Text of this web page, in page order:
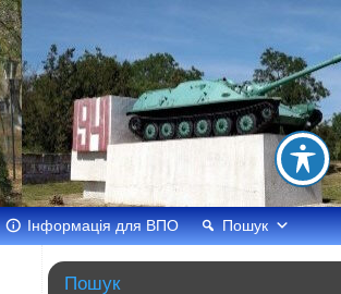
Інформація для ВПО Пошук
Пошук